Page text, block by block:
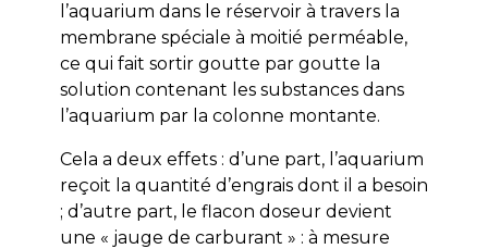
l’aquarium dans le réservoir à travers la
membrane spéciale à moitié perméable,
ce qui fait sortir goutte par goutte la
solution contenant les substances dans
l’aquarium par la colonne montante.
Cela a deux effets : d’une part, l’aquarium
reçoit la quantité d’engrais dont il a besoin
; d’autre part, le flacon doseur devient
une « jauge de carburant » : à mesure